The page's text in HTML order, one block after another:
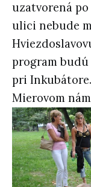
uzatvorená po
ulici nebude
program
pri
Mierovom